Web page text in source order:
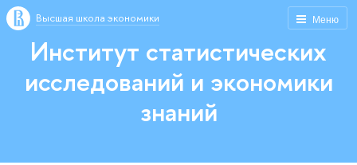
Меню
Высшая школа экономики
Институт статистических
исследований и экономики
знаний